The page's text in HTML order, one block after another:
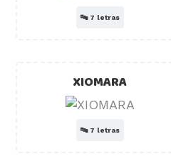
🔤 7 letras
XIOMARA
🔤 7 letras